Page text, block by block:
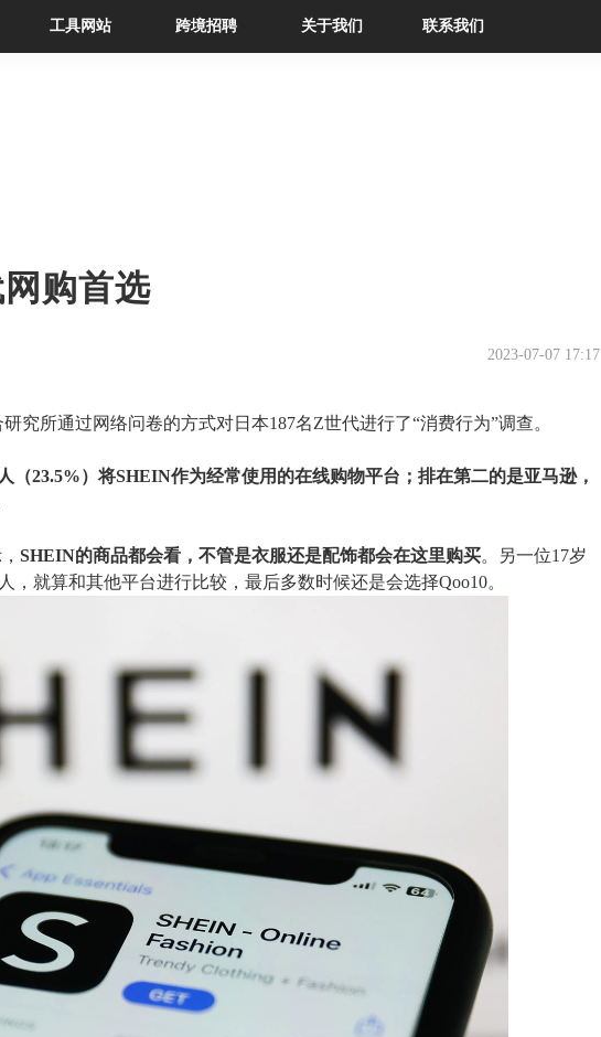
工具网站 跨境招聘 关于我们 联系我们
购首选
2023-07-07 17:17
研究所通过网络问卷的方式对日本187名Z世代进行了“消费行为”调查。
（23.5%）将SHEIN作为经常使用的在线购物平台 ； 排在第二的是亚马逊，
SHEIN的商品都会看，不管是衣服还是配饰都会在这里购买。另一位17岁
，就算和其他平台进行比较，最后多数时候还是会选择Qoo10。